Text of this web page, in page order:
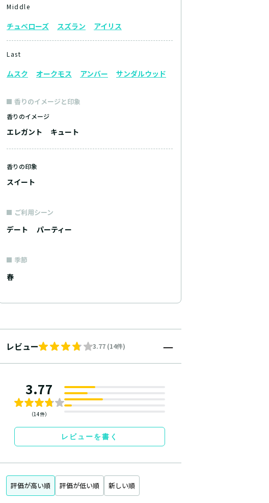
Middle
チュベローズ スズラン アイリス
Last
ムスク オークモス アンバー サンダルウッド
香りのイメージと印象
香りのイメージ
エレガント キュート
香りの印象
スイート
ご利用シーン
デート パーティー
季節
春
レビュー 3.77 (14件)
3.77
（14件）
レビューを書く
評価が高い順 評価が低い順 新しい順